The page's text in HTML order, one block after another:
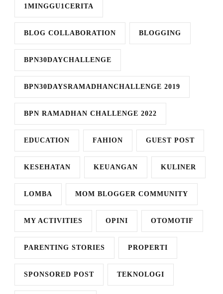
1MINGGU1CERITA
BLOG COLLABORATION BLOGGING
BPN30DAYCHALLENGE
BPN30DAYSRAMADHANCHALLENGE 2019
BPN RAMADHAN CHALLENGE 2022
EDUCATION FAHION GUEST POST
KESEHATAN KEUANGAN KULINER
LOMBA MOM BLOGGER COMMUNITY
MY ACTIVITIES OPINI OTOMOTIF
PARENTING STORIES PROPERTI
SPONSORED POST TEKNOLOGI